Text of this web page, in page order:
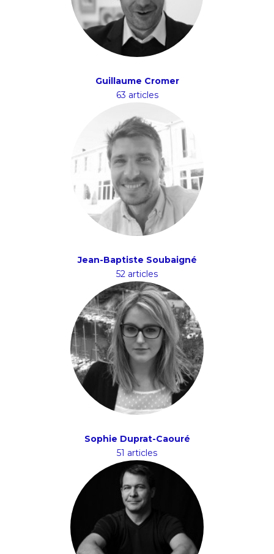
Guillaume Cromer
63 articles
Jean-Baptiste Soubaigné
52 articles
Sophie Duprat-Caouré
51 articles